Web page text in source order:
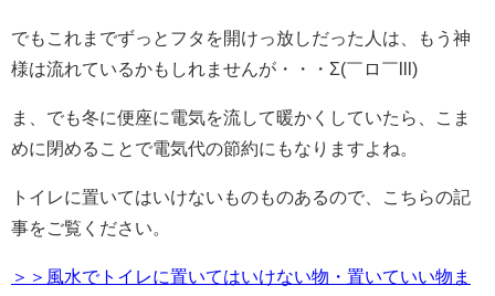
でもこれまでずっとフタを開けっ放しだった人は、もう神
様は流れているかもしれませんが・・・Σ(￣ロ￣lll)
ま、でも冬に便座に電気を流して暖かくしていたら、こま
めに閉めることで電気代の節約にもなりますよね。
トイレに置いてはいけないものものあるので、こちらの記
事をご覧ください。
＞＞風水でトイレに置いてはいけない物・置いていい物ま